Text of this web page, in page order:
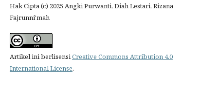
Hak Cipta (c) 2025 Angki Purwanti, Diah Lestari, Rizana
Fajrunni'mah
Artikel ini berlisensiCreative Commons Attribution 4.0
International License.